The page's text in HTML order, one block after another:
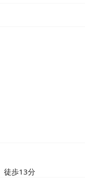
徒歩13分